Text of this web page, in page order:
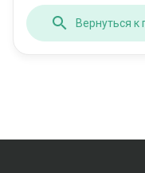
Вернуться к